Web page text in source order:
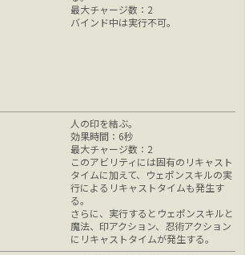
最大チャージ数：2
バインド中は実行不可。
人の印を結ぶ。
効果時間：6秒
最大チャージ数：2
このアビリティには固有のリキャスト
タイムに加えて、ウェポンスキルの実
行によるリキャストタイムも発生す
る。
さらに、実行するとウェポンスキルと
魔法、印アクション、忍術アクション
にリキャストタイムが発生する。